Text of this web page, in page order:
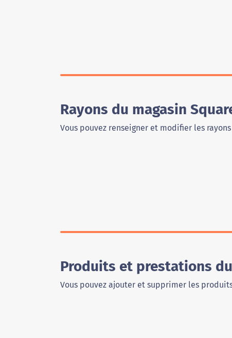
Rayons du magasin
Vous pouvez renseigner et modifier les
Produits et prestations
Vous pouvez ajouter et supprimer les